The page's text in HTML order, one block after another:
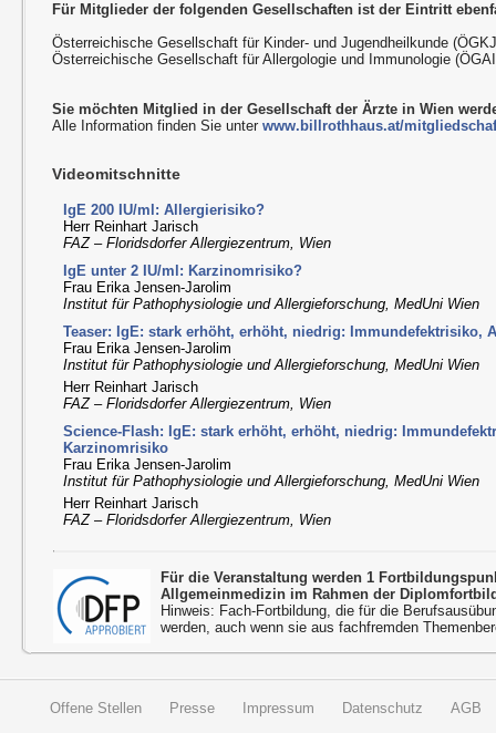
Für Mitglieder der folgenden Gesellschaften ist der Eintritt
Österreichische Gesellschaft für Kinder- und Jugendheilkunde
Österreichische Gesellschaft für Allergologie und Immunologie
Sie möchten Mitglied in der Gesellschaft der Ärzte in Wien
Alle Information finden Sie unterwww.billrothhaus.at/
Videomitschnitte
IgE 200 IU/ml: Allergierisiko?
Herr Reinhart Jarisch
FAZ – Floridsdorfer Allergiezentrum, Wien
IgE unter 2 IU/ml: Karzinomrisiko?
Frau Erika Jensen-Jarolim
Institut für Pathophysiologie und Allergieforschung, MedUni Wien
Teaser: IgE: stark erhöht, erhöht, niedrig: Immundefektrisiko,
Frau Erika Jensen-Jarolim
Institut für Pathophysiologie und Allergieforschung, MedUni Wien
Herr Reinhart Jarisch
FAZ – Floridsdorfer Allergiezentrum, Wien
Science-Flash: IgE: stark erhöht, erhöht, niedrig:
Karzinomrisiko
Frau Erika Jensen-Jarolim
Institut für Pathophysiologie und Allergieforschung, MedUni Wien
Herr Reinhart Jarisch
FAZ – Floridsdorfer Allergiezentrum, Wien
Für die Veranstaltung werden 1
Allgemeinmedizin im Rahmen der
Hinweis: Fach-Fortbildung, die für die
werden, auch wenn sie aus fachfremden
Offene Stellen Presse Impressum Datenschutz AGB